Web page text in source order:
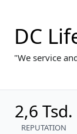
DC
We service
2,6 Tsd.
REPUTATION